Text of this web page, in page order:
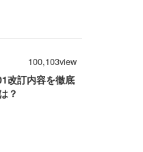
100,103view
改訂内容を徹底
？